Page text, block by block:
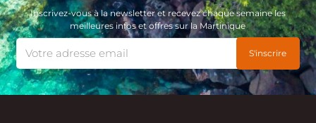
Inscrivez-vous à la newsletter et recevez chaque semaine les
meilleures infos et offres sur la Martinique